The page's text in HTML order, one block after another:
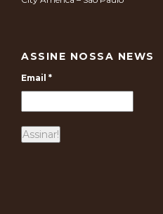
ASSINE NOSSA NEWS
Email *